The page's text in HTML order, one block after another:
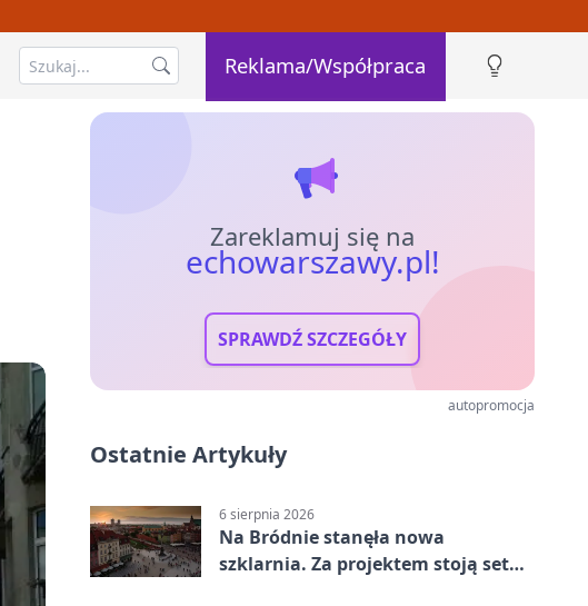
Reklama/Współpraca
Zareklamuj się na
echowarszawy.pl!
SPRAWDŹ SZCZEGÓŁY
autopromocja
Ostatnie Artykuły
6 sierpnia 2026
Na Bródnie stanęła nowa
szklarnia. Za projektem stoją setki